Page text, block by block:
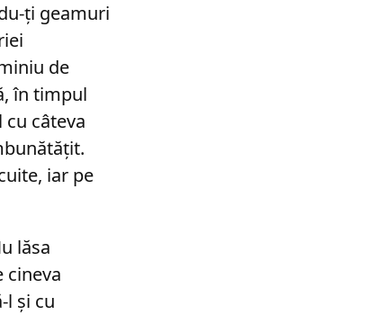
ți geamuri
de
în timpul
câteva
iar pe
lăsa
cineva
l și cu